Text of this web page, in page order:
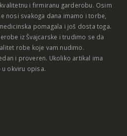
i firmiranu garderobu. Osim
nosi svakoga dana imamo i torbe,
pomagala i još dosta toga.
iz Švajcarske i trudimo se da
robe koje vam nudimo.
i proveren. Ukoliko artikal ima
u okviru opisa.